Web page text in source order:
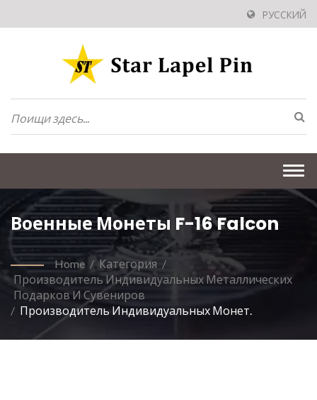
РУССКИЙ
Военные Монеты F-16 Falcon
Home / Категория /
Производитель Индивидуальных Металлических
Подарков И Сувениров
/ Производитель Индивидуальных Монет.